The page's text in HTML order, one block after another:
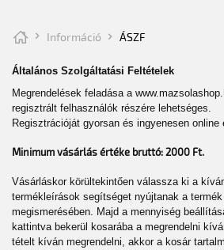
Információ ÁSZF
Általános Szolgáltatási Feltételek
Megrendelések feladása a
regisztrált felhasználók részére lehetséges.
Regisztrációját gyorsan és ingyenesen online
Minimum vásárlás értéke bruttó: 2000 Ft.
Vásárláskor körültekintően válassza ki a
termékleírások segítséget nyújtanak a
megismerésében. Majd a mennyiség
kattintva bekerül kosarába a megrendelni
tételt kíván megrendelni, akkor a kosár